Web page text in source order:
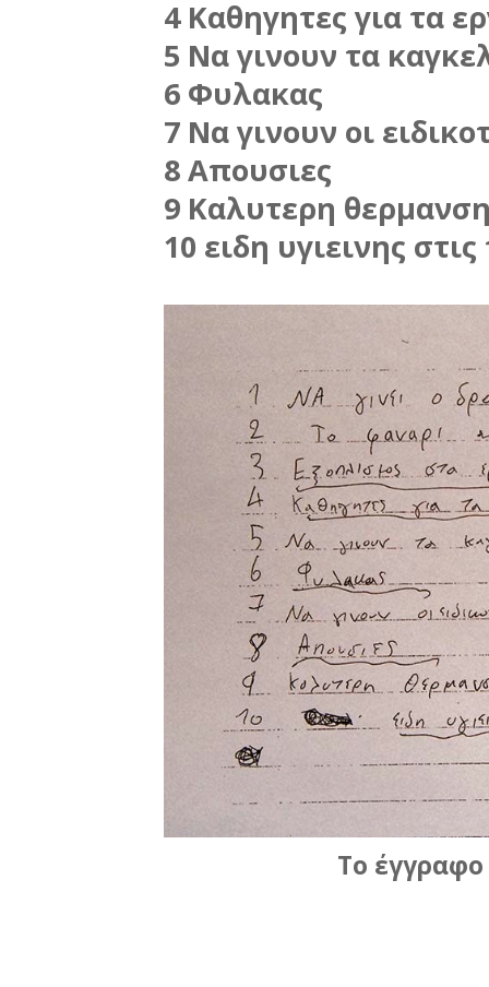
4 Καθηγητες για τα
5 Να γινουν τα
6 Φυλακας
7 Να γινουν οι
8 Απουσιες
9 Καλυτερη
10 ειδη υγιεινης
Το